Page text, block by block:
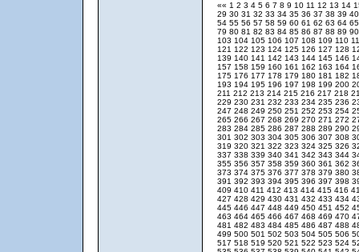
«« 1 2 3 4 5 6 7 8 9 10 11 12 13 14
29 30 31 32 33 34 35 36 37 38 39
54 55 56 57 58 59 60 61 62 63 64
79 80 81 82 83 84 85 86 87 88 89
103 104 105 106 107 108 109 110
121 122 123 124 125 126 127 128
139 140 141 142 143 144 145 146
157 158 159 160 161 162 163 164
175 176 177 178 179 180 181 182
193 194 195 196 197 198 199 200
211 212 213 214 215 216 217 218
229 230 231 232 233 234 235 236
247 248 249 250 251 252 253 254
265 266 267 268 269 270 271 272
283 284 285 286 287 288 289 290
301 302 303 304 305 306 307 308
319 320 321 322 323 324 325 326
337 338 339 340 341 342 343 344
355 356 357 358 359 360 361 362
373 374 375 376 377 378 379 380
391 392 393 394 395 396 397 398
409 410 411 412 413 414 415 416
427 428 429 430 431 432 433 434
445 446 447 448 449 450 451 452
463 464 465 466 467 468 469 470
481 482 483 484 485 486 487 488
499 500 501 502 503 504 505 506
517 518 519 520 521 522 523 524